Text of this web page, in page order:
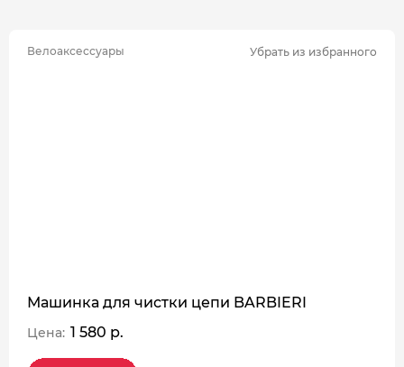
Велоаксессуары Убрать из избранного
Машинка для чистки цепи BARBIERI
Цена: 1 580 р.